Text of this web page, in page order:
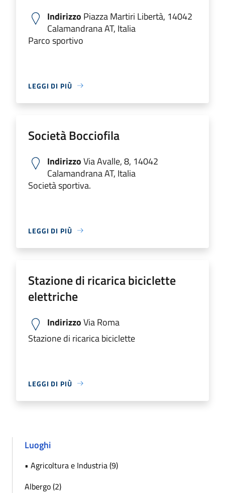
Indirizzo Piazza Martiri Libertà, 14042
Calamandrana AT, Italia
Parco sportivo
LEGGI DI PIÙ
Società Bocciofila
IndirizzoVia Avalle, 8, 14042
Calamandrana AT, Italia
Società sportiva.
LEGGI DI PIÙ
Stazione di ricarica biciclette
elettriche
IndirizzoVia Roma
Stazione di ricarica biciclette
LEGGI DI PIÙ
Luoghi
• Agricoltura e Industria (9)
Albergo (2)